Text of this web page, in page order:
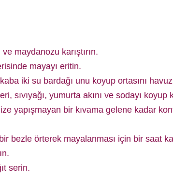
maydanozu karıştırın.
mayayı eritin.
iki su bardağı unu koyup ortasını
sıvıyağı, yumurta akını ve sodayı koyup
yapışmayan bir kıvama gelene kadar
bezle örterek mayalanması için bir saat
serin.